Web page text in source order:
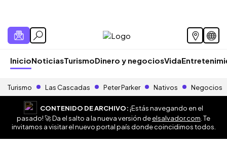
InicioNoticiasTurismoDinero y negociosVida
Turismo Las Cascadas Peter Parker Nativos Negocios
CONTENIDO DE ARCHIVO:¡Estás navegando en el
pasado! 🚀 Da el salto a la nueva versión deelsalvador.com . Te
invitamos a visitar el nuevo portal país donde coincidimos todos.